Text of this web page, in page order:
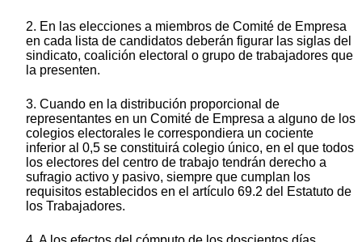
2. En las elecciones a miembros de Comité de Empresa
en cada lista de candidatos deberán figurar las siglas del
sindicato, coalición electoral o grupo de trabajadores que
la presenten.
3. Cuando en la distribución proporcional de
representantes en un Comité de Empresa a alguno de los
colegios electorales le correspondiera un cociente
inferior al 0,5 se constituirá colegio único, en el que todos
los electores del centro de trabajo tendrán derecho a
sufragio activo y pasivo, siempre que cumplan los
requisitos establecidos en el artículo 69.2 del Estatuto de
los Trabajadores.